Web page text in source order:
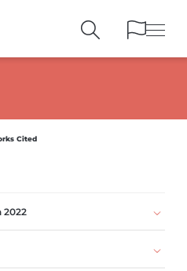
REFERENCES
Cited
2022